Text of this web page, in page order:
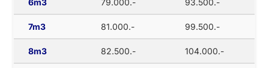
6m3 79.000.- 93.500.-
7m3 81.000.- 99.500.-
8m3 82.500.- 104.000.-